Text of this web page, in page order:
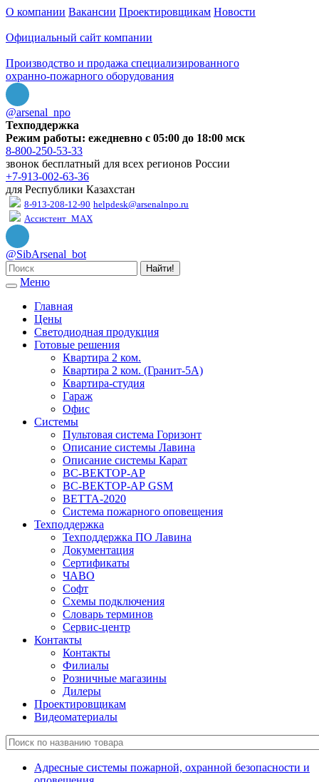
О компании Вакансии Проектировщикам Новости
Официальный сайт компании
Производство и продажа специализированного
охранно-пожарного оборудования
@arsenal_npo
Техподдержка
Режим работы: ежедневно с 05:00 до 18:00 мск
8-800-250-53-33
звонок бесплатный для всех регионов России
+7-913-002-63-36
для Республики Казахстан
8-913-208-12-90 helpdesk@arsenalnpo.ru
Ассистент_MAX
@SibArsenal_bot
Найти!
Меню
Главная
Цены
Светодиодная продукция
Готовые решения
Квартира 2 ком.
Квартира 2 ком. (Гранит-5А)
Квартира-студия
Гараж
Офис
Системы
Пультовая система Горизонт
Описание системы Лавина
Описание системы Карат
ВС-ВЕКТОР-АР
ВС-ВЕКТОР-АР GSM
ВЕТТА-2020
Система пожарного оповещения
Техподдержка
Техподдержка ПО Лавина
Документация
Сертификаты
ЧАВО
Софт
Схемы подключения
Словарь терминов
Сервис-центр
Контакты
Контакты
Филиалы
Розничные магазины
Дилеры
Проектировщикам
Видеоматериалы
Адресные системы пожарной, охранной безопасности и